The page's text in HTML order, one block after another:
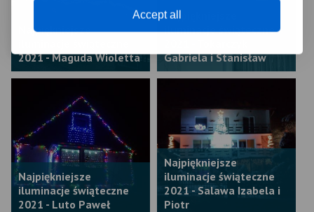
Accept all
Najpiękniejsze
2021 - Maguda Wioletta
Najpiękniejsze
iluminacje świąteczne
Gabriela i Stanisław
Najpiękniejsze
iluminacje świąteczne
2021 - Luto Paweł
Najpiękniejsze
iluminacje świąteczne
2021 - Salawa Izabela i
Piotr